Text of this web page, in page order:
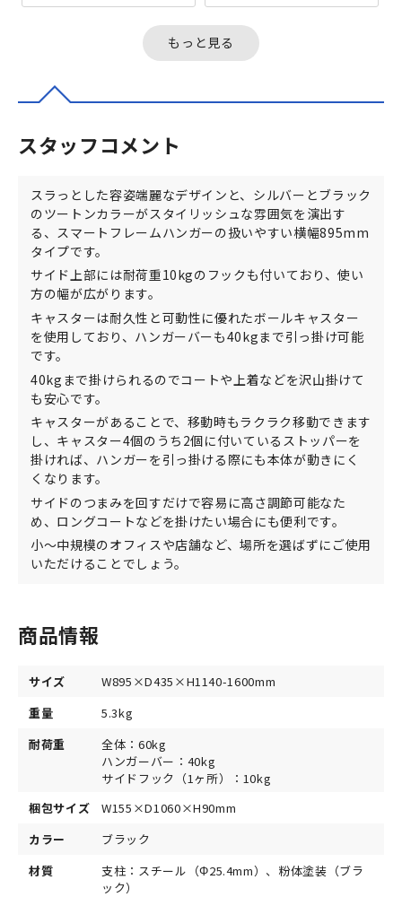
ッシュな雰囲気を演出する、
ーラックです。スタンダード
もっと見る
スタッフコメント
スラっとした容姿端麗なデザインと、シルバーとブラック
のツートンカラーがスタイリッシュな雰囲気を演出す
る、スマートフレームハンガーの扱いやすい横幅895mm
タイプです。
サイド上部には耐荷重10kgのフックも付いており、使い
方の幅が広がります。
キャスターは耐久性と可動性に優れたボールキャスター
を使用しており、ハンガーバーも40kgまで引っ掛け可能
です。
40kgまで掛けられるのでコートや上着などを沢山掛けて
も安心です。
キャスターがあることで、移動時もラクラク移動できます
し、キャスター4個のうち2個に付いているストッパーを
掛ければ、ハンガーを引っ掛ける際にも本体が動きにく
くなります。
サイドのつまみを回すだけで容易に高さ調節可能なた
め、ロングコートなどを掛けたい場合にも便利です。
小～中規模のオフィスや店舗など、場所を選ばずにご使用
いただけることでしょう。
商品情報
サイズ
W895×D435×H1140-1600mm
重量
5.3kg
耐荷重
全体：60kg
ハンガーバー：40kg
サイドフック（1ヶ所）：10kg
梱包サイズ
W155×D1060×H90mm
カラー
ブラック
材質
支柱：スチール（Φ25.4mm）、粉体塗装（ブラ
ック）